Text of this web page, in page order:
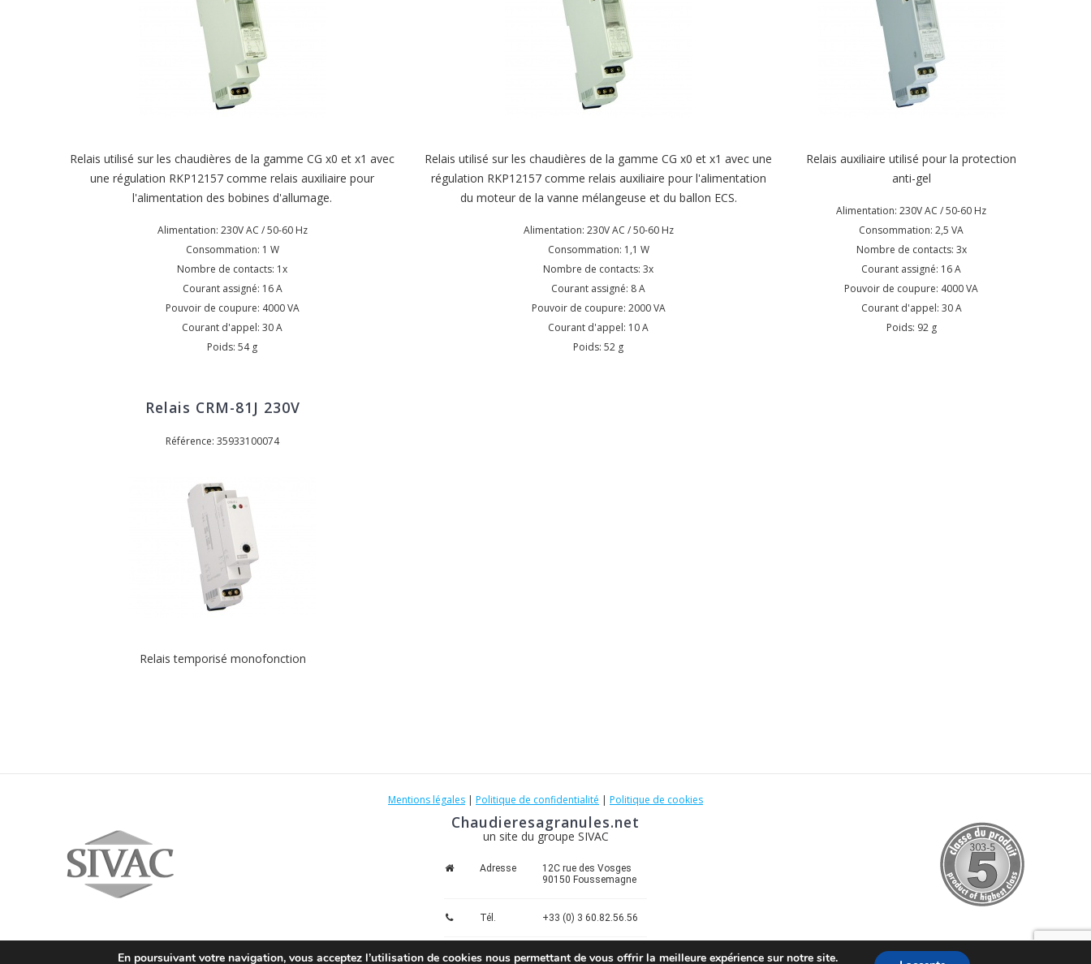
Relais utilisé sur les chaudières de la gamme CG x0 et x1 avec
une régulation RKP12157 comme relais auxiliaire pour
l'alimentation des bobines d'allumage.
Alimentation: 230V AC / 50-60 Hz
Consommation: 1 W
Nombre de contacts: 1x
Courant assigné: 16 A
Pouvoir de coupure: 4000 VA
Courant d'appel: 30 A
Poids: 54 g
Relais utilisé sur les chaudières de la gamme CG x0 et x1 avec une
régulation RKP12157 comme relais auxiliaire pour l'alimentation
du moteur de la vanne mélangeuse et du ballon ECS.
Alimentation: 230V AC / 50-60 Hz
Consommation: 1,1 W
Nombre de contacts: 3x
Courant assigné: 8 A
Pouvoir de coupure: 2000 VA
Courant d'appel: 10 A
Poids: 52 g
Relais auxiliaire utilisé pour la protection
anti-gel
Alimentation: 230V AC / 50-60 Hz
Consommation: 2,5 VA
Nombre de contacts: 3x
Courant assigné: 16 A
Pouvoir de coupure: 4000 VA
Courant d'appel: 30 A
Poids: 92 g
Relais CRM-81J 230V
Référence: 35933100074
Relais temporisé monofonction
Mentions légales | Politique de confidentialité | Politique de cookies
Chaudieresagranules.net
un site du groupe SIVAC
Adresse
12C rue des Vosges
90150 Foussemagne
Tél. +33 (0) 3 60.82.56.56
Email info@sivac.fr
En poursuivant votre navigation, vous acceptez l’utilisation de cookies nous permettant de vous offrir la meilleure expérience sur notre site.